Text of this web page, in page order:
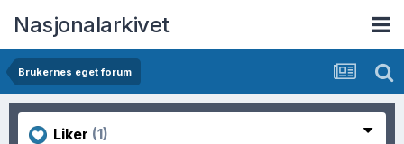
Nasjonalarkivet
Brukernes eget forum
Liker (1)